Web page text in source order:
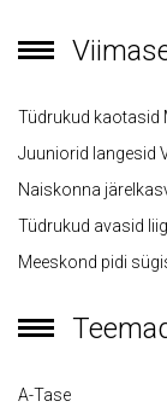
Tüdrukud kaotasid
Juuniorid langesid
Naiskonna
Tüdrukud avasid
Meeskond pidi
A-Tase